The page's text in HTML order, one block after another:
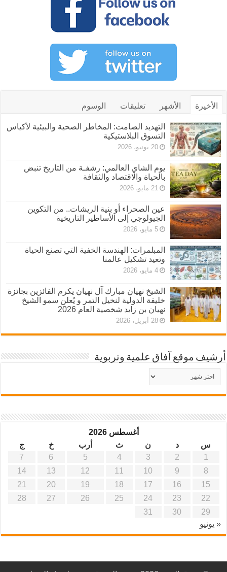
الأخيرة الأشهر تعليقات الوسوم
التهديد الصامت: المخاطر الصحية والبيئية لأكياس
التسوق البلاستيكية
20 يونيو، 2026
يوم الشاي العالمي: رشفـة من التاريخ تنبض
بالحياة والاقتصاد والثقافة
21 مايو، 2026
عين الصحراء أو بنية الريشات.. من التكوين
الجيولوجي إلى الأساطير التاريخية
5 مايو، 2026
المبلمرات: الهندسة الخفية التي تصنع الحياة
وتعيد تشكيل عالمنا
4 مايو، 2026
الشيخ نهيان مبارك آل نهيان يكرم الفائزين بجائزة
خليفة الدولية لنخيل التمر و يُعلن سمو الشيخ
نهيان بن زايد شخصية العام 2026
28 أبريل، 2026
أرشيف موقع آفاق علمية وتربوية
أرشيف
موقع
آفاق
أغسطس 2026
س
د ن ث أرب خ
ج
1
2
3
4
5
6
7
8
9
10
11
12
13
14
15
16
17
18
19
20
21
22
23
24
25
26
27
28
29
30
31
« يونيو